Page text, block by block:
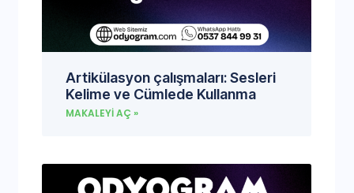
Artikülasyon çalışmaları: Sesleri
Kelime ve Cümlede Kullanma
MAKALEYI AÇ »